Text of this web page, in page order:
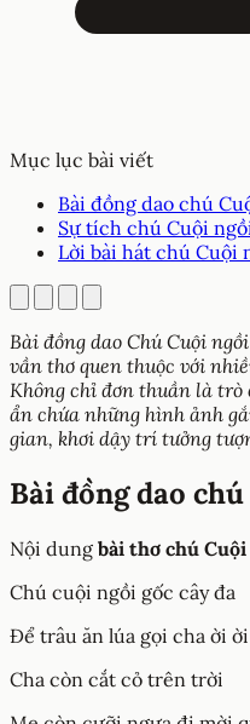
Mục lục bài viết
Bài đồng dao chú
Sự tích chú Cuội
Lời bài hát chú Cuội
Bài đồng dao Chú Cuội
vần thơ quen thuộc với
Không chỉ đơn thuần là trò
ẩn chứa những hình ảnh
gian, khơi dậy trí tưởng
Bài đồng dao
Nội dung bài thơ chú
Chú cuội ngồi gốc cây đa
Để trâu ăn lúa gọi cha ời ời
Cha còn cắt cỏ trên trời